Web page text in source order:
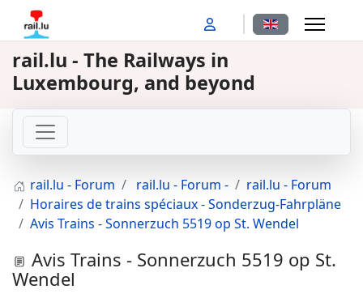
Select your
rail.lu - The Railways in
Luxembourg, and beyond
rail.lu - Forum rail.lu - Forum -
rail.lu - Forum
Horaires de trains spéciaux - Sonderzug-Fahrpläne
Avis Trains - Sonnerzuch 5519 op St. Wendel
Avis Trains - Sonnerzuch 5519 op St.
Wendel